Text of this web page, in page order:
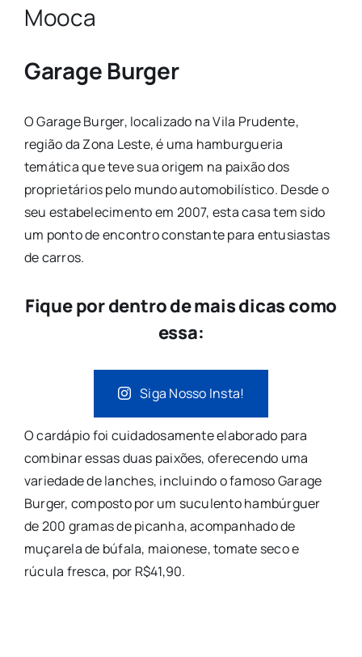
Mooca
Garage Burger
O Garage Burger, localizado na Vila Prudente,
região da Zona Leste, é uma hamburgueria
temática que teve sua origem na paixão dos
proprietários pelo mundo automobilístico. Desde o
seu estabelecimento em 2007, esta casa tem sido
um ponto de encontro constante para entusiastas
de carros.
Fique por dentro de mais dicas como
essa:
Siga Nosso Insta!
O cardápio foi cuidadosamente elaborado para
combinar essas duas paixões, oferecendo uma
variedade de lanches, incluindo o famoso Garage
Burger, composto por um suculento hambúrguer
de 200 gramas de picanha, acompanhado de
muçarela de búfala, maionese, tomate seco e
rúcula fresca, por R$41,90.